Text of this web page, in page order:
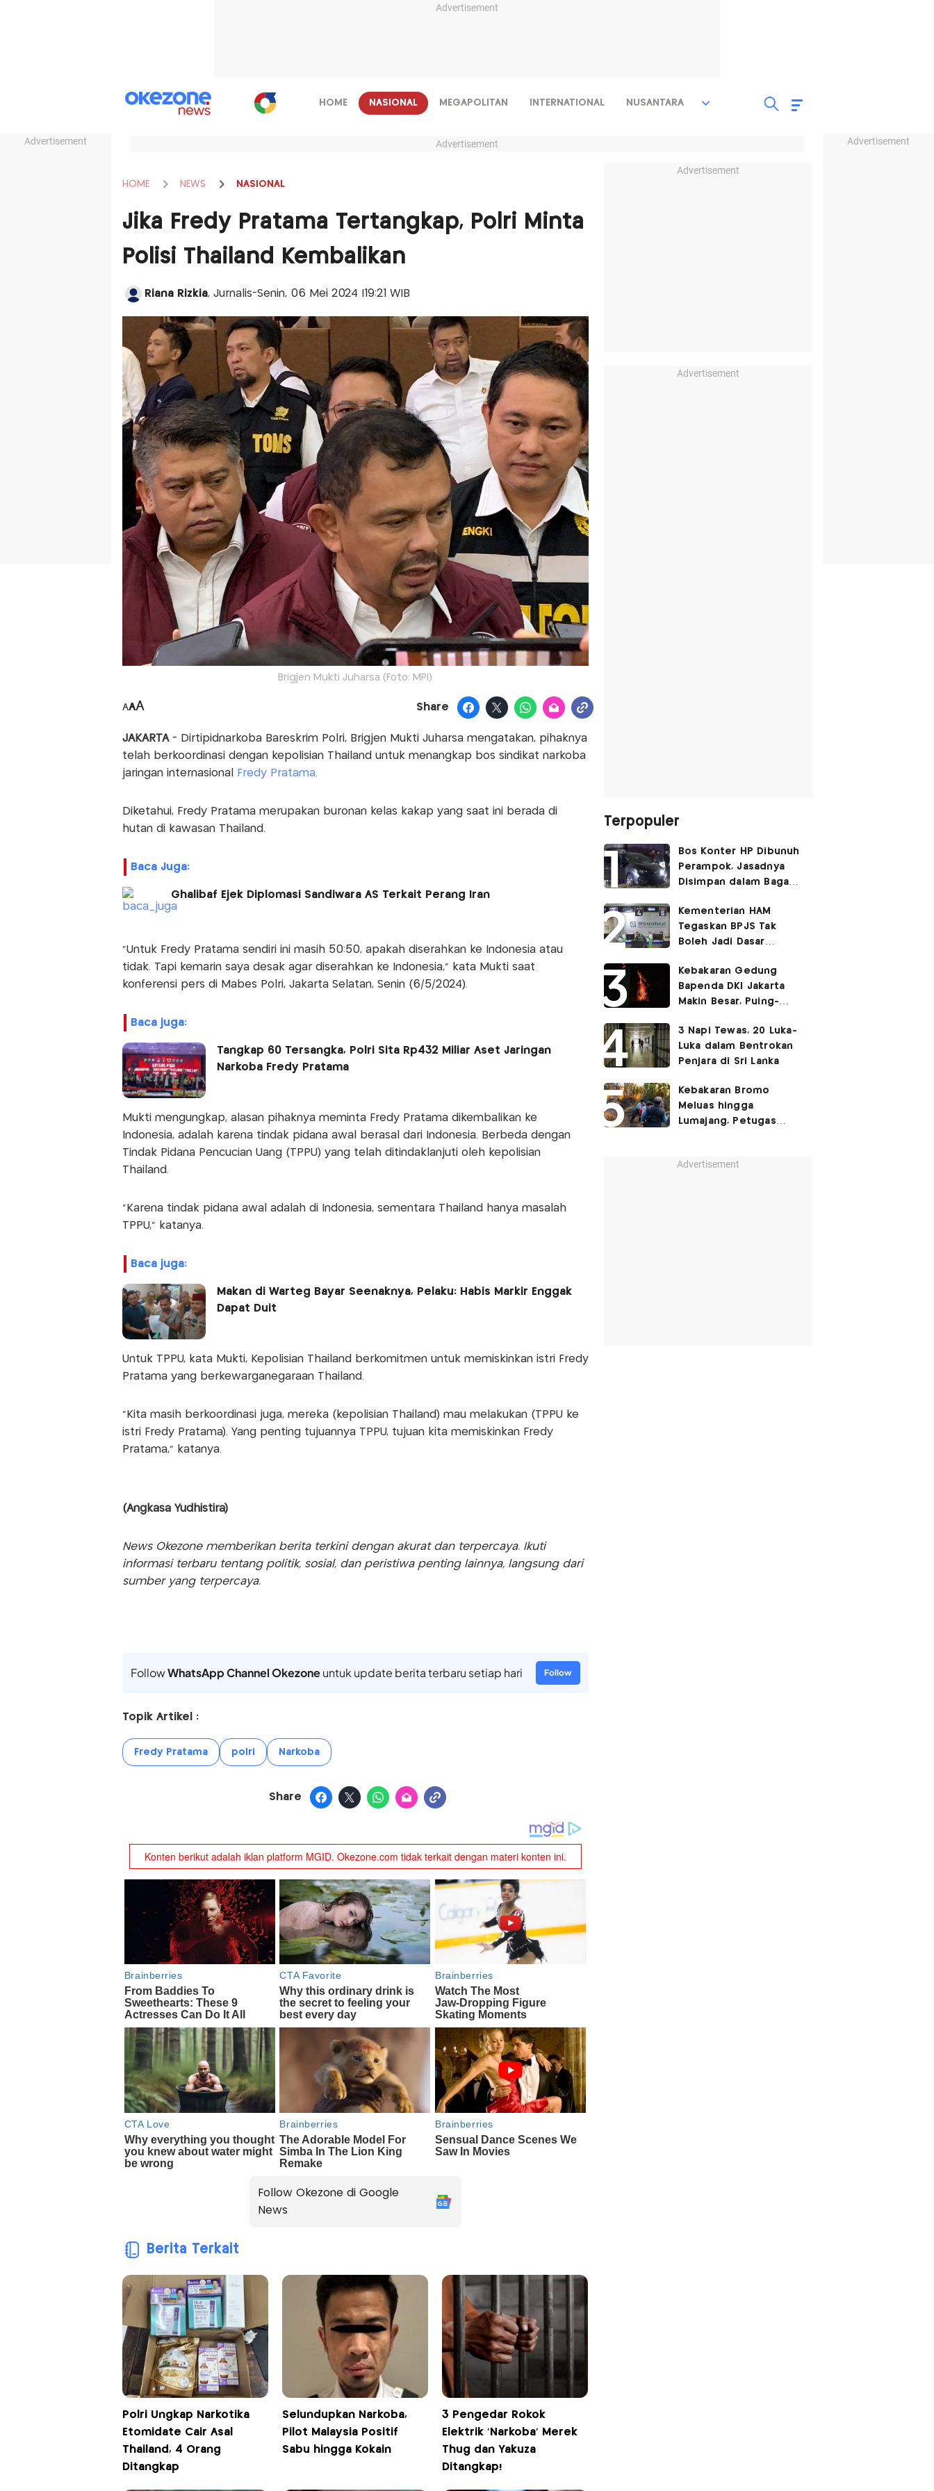
Advertisement
Advertisement Advertisement
HOME NASIONAL MEGAPOLITAN INTERNATIONAL NUSANTARA
Advertisement
HOME NEWS NASIONAL
Jika Fredy Pratama Tertangkap, Polri Minta
Polisi Thailand Kembalikan
Riana Rizkia, Jurnalis-Senin, 06 Mei 2024 |19:21 WIB
Brigjen Mukti Juharsa (Foto: MPI)
AAA Share
JAKARTA - Dirtipidnarkoba Bareskrim Polri, Brigjen Mukti Juharsa mengatakan, pihaknya
telah berkoordinasi dengan kepolisian Thailand untuk menangkap bos sindikat narkoba
jaringan internasional
Fredy Pratama.
Diketahui, Fredy Pratama merupakan buronan kelas kakap yang saat ini berada di
hutan di kawasan Thailand.
Baca Juga:
Ghalibaf Ejek Diplomasi Sandiwara AS Terkait Perang Iran
"Untuk Fredy Pratama sendiri ini masih 50:50, apakah diserahkan ke Indonesia atau
tidak. Tapi kemarin saya desak agar diserahkan ke Indonesia," kata Mukti saat
konferensi pers di Mabes Polri, Jakarta Selatan, Senin (6/5/2024).
baca juga:
Tangkap 60 Tersangka, Polri Sita Rp432 Miliar Aset Jaringan
Narkoba Fredy Pratama
Mukti mengungkap, alasan pihaknya meminta Fredy Pratama dikembalikan ke
Indonesia, adalah karena tindak pidana awal berasal dari Indonesia. Berbeda dengan
Tindak Pidana Pencucian Uang (TPPU) yang telah ditindaklanjuti oleh kepolisian
Thailand.
"Karena tindak pidana awal adalah di Indonesia, sementara Thailand hanya masalah
TPPU," katanya.
baca juga:
Makan di Warteg Bayar Seenaknya, Pelaku: Habis Markir Enggak
Dapat Duit
Untuk TPPU, kata Mukti, Kepolisian Thailand berkomitmen untuk memiskinkan istri Fredy
Pratama yang berkewarganegaraan Thailand.
"Kita masih berkoordinasi juga, mereka (kepolisian Thailand) mau melakukan (TPPU ke
istri Fredy Pratama). Yang penting tujuannya TPPU, tujuan kita memiskinkan Fredy
Pratama," katanya.
(Angkasa Yudhistira)
News Okezone memberikan berita terkini dengan akurat dan terpercaya. Ikuti
informasi terbaru tentang politik, sosial, dan peristiwa penting lainnya, langsung dari
sumber yang terpercaya.
FollowWhatsApp Channel Okezoneuntuk update berita terbaru setiap hari Follow
Topik Artikel :
Fredy Pratama polri Narkoba
Share
Follow Okezone di Google
News
Berita Terkait
Polri Ungkap Narkotika
Etomidate Cair Asal
Thailand, 4 Orang
Ditangkap
Selundupkan Narkoba,
Pilot Malaysia Positif
Sabu hingga Kokain
3 Pengedar Rokok
Elektrik 'Narkoba' Merek
Thug dan Yakuza
Ditangkap!
Advertisement
Advertisement
Terpopuler
Bos Konter HP Dibunuh
Perampok, Jasadnya
Disimpan dalam Bagasi
Kementerian HAM
Tegaskan BPJS Tak
Boleh Jadi Dasar
Layanan Kesehatan
Kebakaran Gedung
Bapenda DKI Jakarta
Makin Besar, Puing-
3 Napi Tewas, 20 Luka-
Luka dalam Bentrokan
Penjara di Sri Lanka
Kebakaran Bromo
Meluas hingga
Lumajang, Petugas
Advertisement